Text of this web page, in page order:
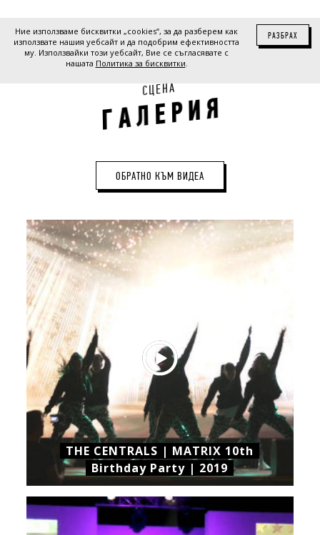
Ние използваме бисквитки „cookies“, за да разберем как
използвате нашия уебсайт и да подобрим ефективността
му. Използвайки този уебсайт, Вие се съгласявате с
нашата Политика за бисквитки.
РАЗБРАХ
СЦЕНА
ГАЛЕРИЯ
ОБРАТНО КЪМ ВИДЕА
THE CENTRALS | MATRIX 10th
Birthday Party | 2019